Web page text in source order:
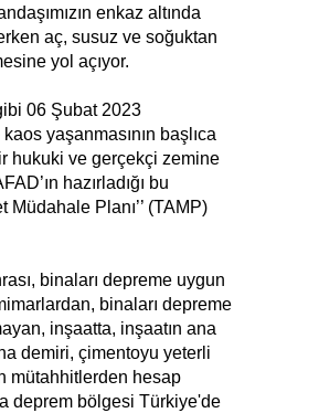
enkaz altında
aç, susuz ve soğuktan
yol açıyor.
06 Şubat 2023
yaşanmasının başlıca
hukuki ve gerçekçi zemine
hazırladığı bu
Müdahale Planı’’ (TAMP)
binaları depreme uygun
binaları depreme
inşaatta, inşaatın ana
demiri, çimentoyu yeterli
mütahhitlerden hesap
deprem bölgesi Türkiye'de